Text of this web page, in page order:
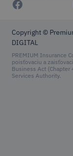
Copyright ©
DIGITAL
PREMIUM Insurance
poisťovaciu a
Business Act (Chapter
Services Authority.